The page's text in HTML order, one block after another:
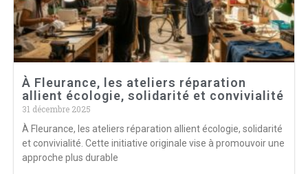
À Fleurance, les ateliers réparation
allient écologie, solidarité et convivialité
31 décembre 2025
À Fleurance, les ateliers réparation allient écologie, solidarité
et convivialité. Cette initiative originale vise à promouvoir une
approche plus durable